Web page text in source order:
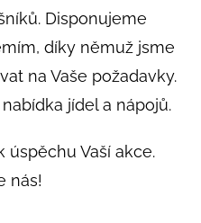
Disponujeme
díky němuž jsme
na Vaše požadavky.
jídel a nápojů.
úspěchu Vaší akce.
nás!